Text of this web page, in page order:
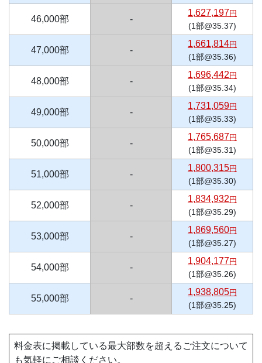
46,000部 -
1,627,197円
(1部@35.37)
47,000部 -
1,661,814円
(1部@35.36)
48,000部 -
1,696,442 円
(1部@35.34)
49,000部 -
1,731,059円
(1部@35.33)
50,000部 -
1,765,687円
(1部@35.31)
51,000部 -
1,800,315円
(1部@35.30)
52,000部 -
1,834,932 円
(1部@35.29)
53,000部 -
1,869,560円
(1部@35.27)
54,000部 -
1,904,177円
(1部@35.26)
55,000部 -
1,938,805円
(1部@35.25)
料金表に掲載している最大部数を超えるご注文について
も気軽にご相談ください。